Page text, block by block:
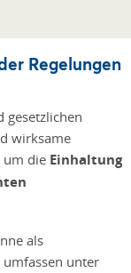
Regelungen
gesetzlichen
wirksame
um die Einhaltung
als
umfassen unter